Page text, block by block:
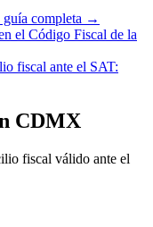
guía completa →
el Código Fiscal de la
fiscal ante el SAT:
CDMX
fiscal válido ante el